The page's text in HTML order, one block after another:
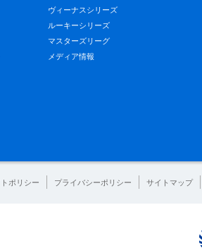
ヴィーナスシリーズ
ルーキーシリーズ
マスターズリーグ
メディア情報
ポリシー プライバシーポリシー サイトマップ